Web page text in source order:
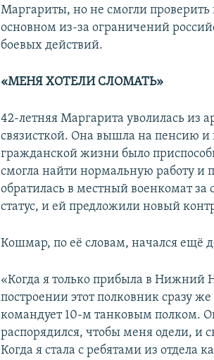
Маргариты, но не смогли
основном из-за ограничений
боевых действий.
«МЕНЯ ХОТЕЛИ СЛОМАТЬ»
42-летняя Маргарита уволилась из
связисткой. Она вышла на пенсию и
гражданской жизни было
смогла найти нормальную работу и
обратилась в местный военкомат
статус, и ей предложили новый
Кошмар, по её словам, начался ещё
«Когда я только прибыла в Нижний
построении этот полковник сразу
командует 10-м танковым полком.
распорядился, чтобы меня одели, и
Когда я стала с ребятами из отдела